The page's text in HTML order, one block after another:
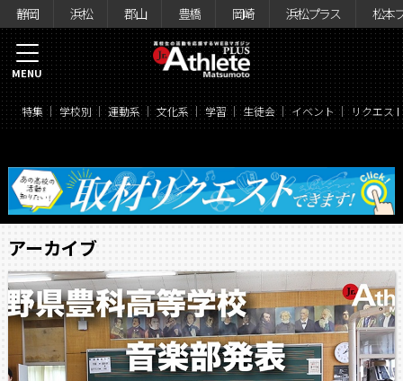
静岡 浜松 郡山 豊橋 岡崎 浜松プラス 松本
特集 学校別 運動系 文化系 学習 生徒会 イベント リクエス
MENU
アーカイブ